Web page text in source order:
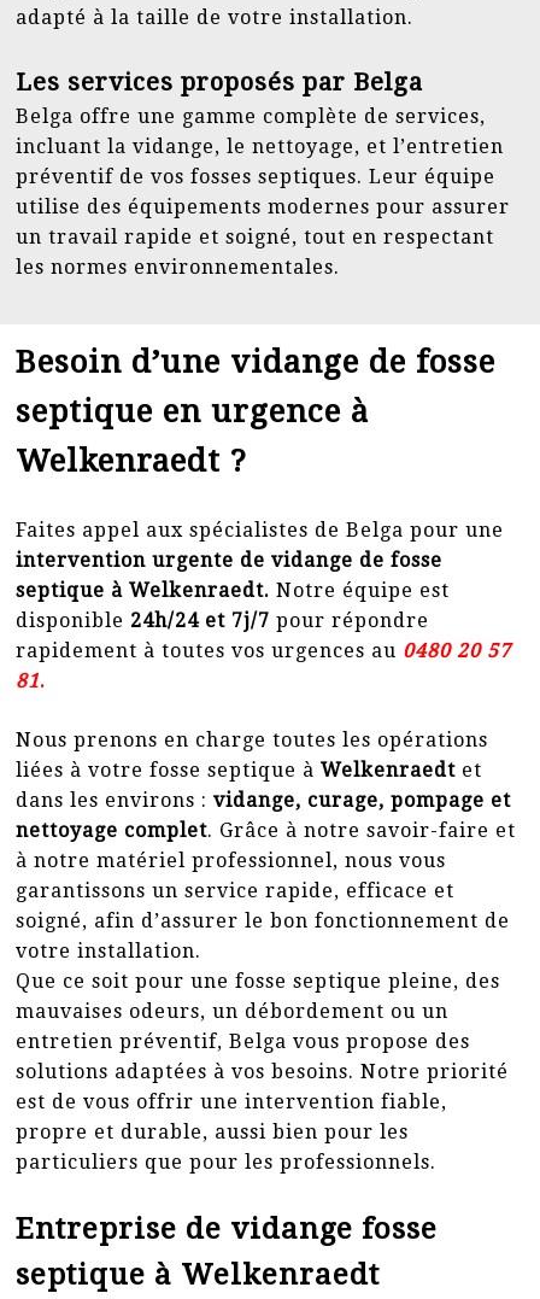
adapté à la taille de votre installation.
Les services proposés par Belga
Belga offre une gamme complète de services,
incluant la vidange, le nettoyage, et l’entretien
préventif de vos fosses septiques. Leur équipe
utilise des équipements modernes pour assurer
un travail rapide et soigné, tout en respectant
les normes environnementales.
Besoin d’une vidange de fosse
septique en urgence à
Welkenraedt ?
Faites appel aux spécialistes de Belga pour une
intervention urgente de vidange de fosse
septique à Welkenraedt. Notre équipe est
disponible 24h/24 et 7j/7 pour répondre
rapidement à toutes vos urgences au 0480 20 57
81.
Nous prenons en charge toutes les opérations
liées à votre fosse septique à Welkenraedt et
dans les environs : vidange, curage, pompage et
nettoyage complet. Grâce à notre savoir-faire et
à notre matériel professionnel, nous vous
garantissons un service rapide, efficace et
soigné, afin d’assurer le bon fonctionnement de
votre installation.
Que ce soit pour une fosse septique pleine, des
mauvaises odeurs, un débordement ou un
entretien préventif, Belga vous propose des
solutions adaptées à vos besoins. Notre priorité
est de vous offrir une intervention fiable,
propre et durable, aussi bien pour les
particuliers que pour les professionnels.
Entreprise de vidange fosse
septique à Welkenraedt